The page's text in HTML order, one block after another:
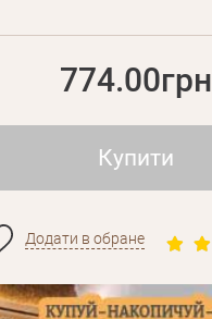
774.00грн
Купити
Додати в обране